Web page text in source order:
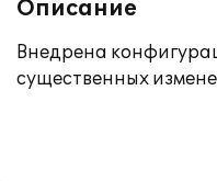
Описание
Внедрена
существенных